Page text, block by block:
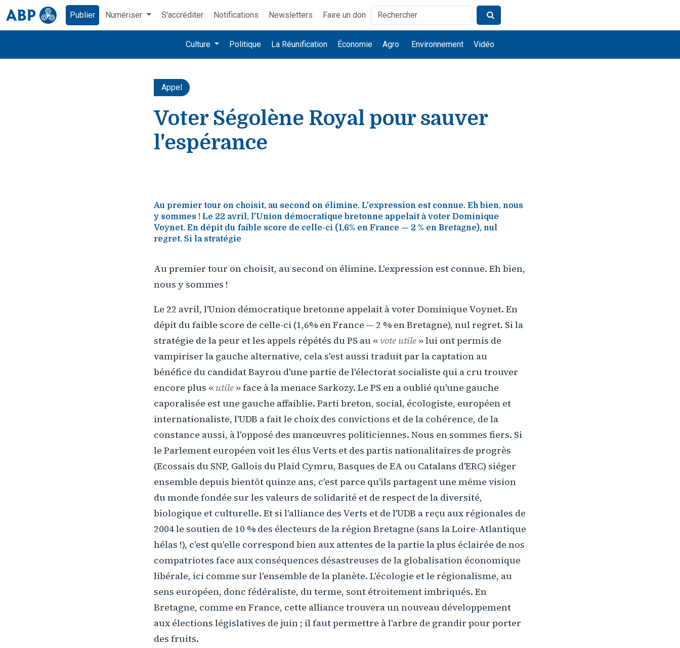
Publier Numériser S'accréditer Notifications Newsletters Faire un don
Culture Politique La Réunification Économie Agro Environnement Vidéo
Appel
Voter Ségolène Royal pour sauver
l'espérance
Au premier tour on choisit, au second on élimine. L'expression est connue. Eh bien, nous
y sommes ! Le 22 avril, l'Union démocratique bretonne appelait à voter Dominique
Voynet. En dépit du faible score de celle-ci (1,6% en France — 2 % en Bretagne), nul
regret. Si la stratégie
Au premier tour on choisit, au second on élimine. L'expression est connue. Eh bien,
nous y sommes !
Le 22 avril, l'Union démocratique bretonne appelait à voter Dominique Voynet. En
dépit du faible score de celle-ci (1,6% en France — 2 % en Bretagne), nul regret. Si la
stratégie de la peur et les appels répétés du PS au «vote utile » lui ont permis de
vampiriser la gauche alternative, cela s'est aussi traduit par la captation au
bénéfice du candidat Bayrou d'une partie de l'électorat socialiste qui a cru trouver
encore plus « utile » face à la menace Sarkozy. Le PS en a oublié qu'une gauche
caporalisée est une gauche affaiblie. Parti breton, social, écologiste, européen et
internationaliste, l'UDB a fait le choix des convictions et de la cohérence, de la
constance aussi, à l'opposé des manœuvres politiciennes. Nous en sommes fiers. Si
le Parlement européen voit les élus Verts et des partis nationalitaires de progrès
(Ecossais du SNP, Gallois du Plaid Cymru, Basques de EA ou Catalans d'ERC) siéger
ensemble depuis bientôt quinze ans, c'est parce qu'ils partagent une même vision
du monde fondée sur les valeurs de solidarité et de respect de la diversité,
biologique et culturelle. Et si l'alliance des Verts et de l'UDB a reçu aux régionales de
2004 le soutien de 10 % des électeurs de la région Bretagne (sans la Loire-Atlantique
hélas !), c'est qu'elle correspond bien aux attentes de la partie la plus éclairée de nos
compatriotes face aux conséquences désastreuses de la globalisation économique
libérale, ici comme sur l'ensemble de la planète. L'écologie et le régionalisme, au
sens européen, donc fédéraliste, du terme, sont étroitement imbriqués. En
Bretagne, comme en France, cette alliance trouvera un nouveau développement
aux élections législatives de juin ; il faut permettre à l'arbre de grandir pour porter
des fruits.